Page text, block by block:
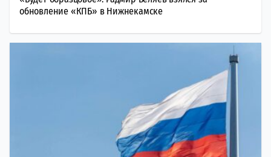
обновление «КПБ» в Нижнекамске